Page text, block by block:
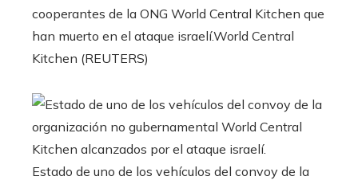
cooperantes de la ONG World Central Kitchen que
han muerto en el ataque israelí.World Central
Kitchen (REUTERS)
Estado de uno de los vehículos del convoy de la